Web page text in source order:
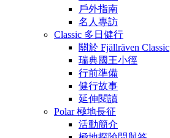
戶外指南
名人專訪
Classic 多日健行
關於 Fjällräven Classic
瑞典國王小徑
行前準備
健行故事
延伸閱讀
Polar 極地長征
活動簡介